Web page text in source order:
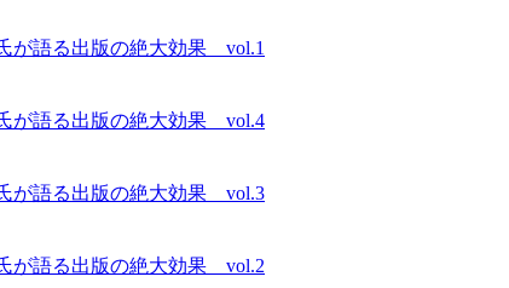
が語る出版の絶大効果 vol.1
が語る出版の絶大効果 vol.4
が語る出版の絶大効果 vol.3
が語る出版の絶大効果 vol.2